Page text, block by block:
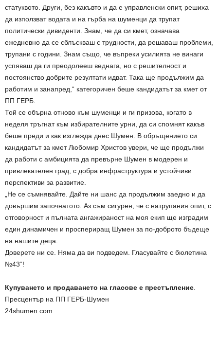
статуквото. Други, без какъвто и да е управленски опит, решиха
да използват водата и на гърба на шуменци да трупат
политически дивиденти. Знам, че да си кмет, означава
ежедневно да се сблъскваш с трудности, да решаваш проблеми,
трупани с години. Знам също, че въпреки усилията не винаги
успяваш да ги преодолееш веднага, но с решителност и
постоянство добрите резултати идват. Така ще продължим да
работим и занапред,“ категоричен беше кандидатът за кмет от
ПП ГЕРБ.
Той се обърна отново към шуменци и ги призова, когато в
неделя тръгнат към избирателните урни, да си спомнят какъв
беше преди и как изглежда днес Шумен. В обръщението си
кандидатът за кмет Любомир Христов увери, че ще продължи
да работи с амбицията да превърне Шумен в модерен и
привлекателен град, с добра инфраструктура и устойчиви
перспективи за развитие.
„Не се съмнявайте. Дайте ни шанс да продължим заедно и да
довършим започнатото. Аз съм сигурен, че с натрупания опит, с
отговорност и пълната ангажираност на моя екип ще изградим
един динамичен и проспериращ Шумен за по-доброто бъдеще
на нашите деца.
Доверете ни се. Няма да ви подведем. Гласувайте с бюлетина
№43“!
Купуването и продаването на гласове е престъпление
Пресцентър на ПП ГЕРБ-Шумен
24shumen.com